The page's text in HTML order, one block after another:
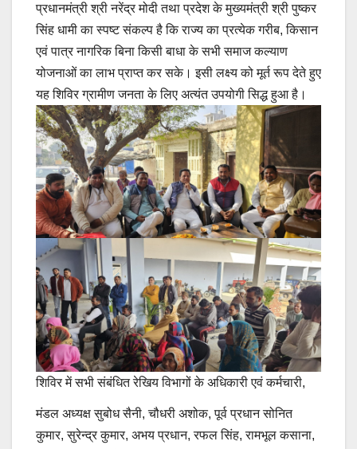
प्रधानमंत्री श्री नरेंद्र मोदी तथा प्रदेश के मुख्यमंत्री श्री पुष्कर
सिंह धामी का स्पष्ट संकल्प है कि राज्य का प्रत्येक गरीब, किसान
एवं पात्र नागरिक बिना किसी बाधा के सभी समाज कल्याण
योजनाओं का लाभ प्राप्त कर सके। इसी लक्ष्य को मूर्त रूप देते हुए
यह शिविर ग्रामीण जनता के लिए अत्यंत उपयोगी सिद्ध हुआ है।
शिविर में सभी संबंधित रेखिय विभागों के अधिकारी एवं कर्मचारी,
मंडल अध्यक्ष सुबोध सैनी, चौधरी अशोक, पूर्व प्रधान सोनित
कुमार, सुरेन्द्र कुमार, अभय प्रधान, रफल सिंह, रामभूल कसाना,